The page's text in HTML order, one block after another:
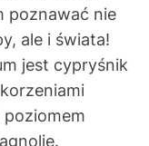
poznawać nie
ale i świata!
jest cypryśnik